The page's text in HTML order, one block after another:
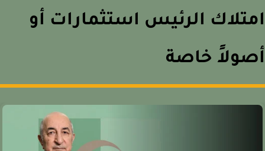
الرئيس استثمارات أو
خاصة